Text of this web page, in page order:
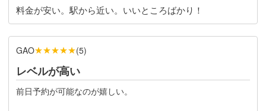
料金が安い。駅から近い。いいところばかり！
GAO★★★★★(5)
レベルが高い
前日予約が可能なのが嬉しい。